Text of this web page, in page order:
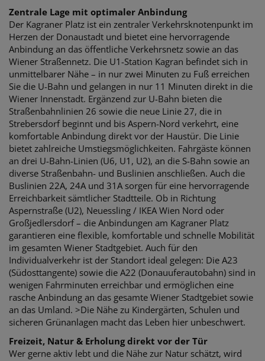
Zentrale Lage mit optimaler Anbindung
Der Kagraner Platz ist ein zentraler Verkehrsknotenpunkt im
Herzen der Donaustadt und bietet eine hervorragende
Anbindung an das öffentliche Verkehrsnetz sowie an das
Wiener Straßennetz. Die U1-Station Kagran befindet sich in
unmittelbarer Nähe – in nur zwei Minuten zu Fuß erreichen
Sie die U-Bahn und gelangen in nur 11 Minuten direkt in die
Wiener Innenstadt. Ergänzend zur U-Bahn bieten die
Straßenbahnlinien 26 sowie die neue Linie 27, die in
Strebersdorf beginnt und bis Aspern-Nord verkehrt, eine
komfortable Anbindung direkt vor der Haustür. Die Linie
bietet zahlreiche Umstiegsmöglichkeiten. Fahrgäste können
an drei U-Bahn-Linien (U6, U1, U2), an die S-Bahn sowie an
diverse Straßenbahn- und Buslinien anschließen. Auch die
Buslinien 22A, 24A und 31A sorgen für eine hervorragende
Erreichbarkeit sämtlicher Stadtteile. Ob in Richtung
Aspernstraße (U2), Neuessling / IKEA Wien Nord oder
Großjedlersdorf – die Anbindungen am Kagraner Platz
garantieren eine flexible, komfortable und schnelle Mobilität
im gesamten Wiener Stadtgebiet. Auch für den
Individualverkehr ist der Standort ideal gelegen: Die A23
(Südosttangente) sowie die A22 (Donauuferautobahn) sind in
wenigen Fahrminuten erreichbar und ermöglichen eine
rasche Anbindung an das gesamte Wiener Stadtgebiet sowie
an das Umland. >Die Nähe zu Kindergärten, Schulen und
sicheren Grünanlagen macht das Leben hier unbeschwert.
Freizeit, Natur & Erholung direkt vor der Tür
Wer gerne aktiv lebt und die Nähe zur Natur schätzt, wird